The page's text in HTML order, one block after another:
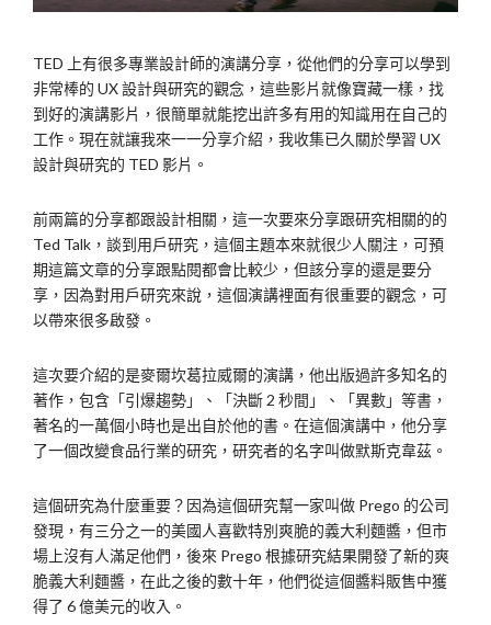
TED 上有很多專業設計師的演講分享，從他們的分享可以學到
非常棒的 UX 設計與研究的觀念，這些影片就像寶藏一樣，找
到好的演講影片，很簡單就能挖出許多有用的知識用在自己的
工作。現在就讓我來一一分享介紹，我收集已久關於學習 UX
設計與研究的 TED 影片。
前兩篇的分享都跟設計相關，這一次要來分享跟研究相關的的
Ted Talk，談到用戶研究，這個主題本來就很少人關注，可預
期這篇文章的分享跟點閱都會比較少，但該分享的還是要分
享，因為對用戶研究來說，這個演講裡面有很重要的觀念，可
以帶來很多啟發。
這次要介紹的是麥爾坎葛拉威爾的演講，他出版過許多知名的
著作，包含「引爆趨勢」、「決斷 2 秒間」、「異數」等書，
著名的一萬個小時也是出自於他的書。在這個演講中，他分享
了一個改變食品行業的研究，研究者的名字叫做默斯克韋茲。
這個研究為什麼重要？因為這個研究幫一家叫做 Prego 的公司
發現，有三分之一的美國人喜歡特別爽脆的義大利麵醬，但市
場上沒有人滿足他們，後來 Prego 根據研究結果開發了新的爽
脆義大利麵醬，在此之後的數十年，他們從這個醬料販售中獲
得了 6 億美元的收入。